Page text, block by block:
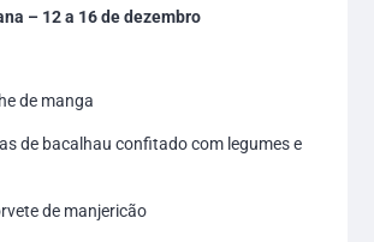
– 12 a 16 de dezembro
de manga
de bacalhau confitado com legumes e
de manjericão